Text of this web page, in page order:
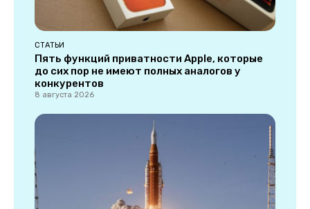
СТАТЬИ
Пять функций приватности Apple, которые
до сих пор не имеют полных аналогов у
конкурентов
8 августа 2026